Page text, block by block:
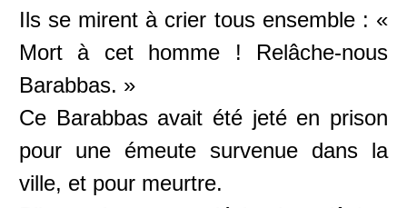
Ils se mirent à crier tous ensemble : «
Mort à cet homme ! Relâche-nous
Barabbas. »
Ce Barabbas avait été jeté en prison
pour une émeute survenue dans la
ville, et pour meurtre.